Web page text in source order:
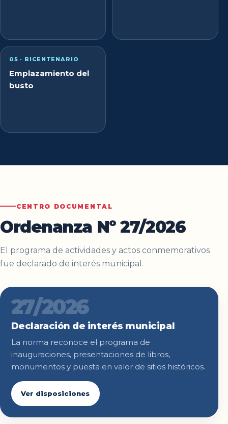
05 · BICENTENARIO
Emplazamiento del
busto
CENTRO DOCUMENTAL
Ordenanza Nº 27/2026
El programa de actividades y actos conmemorativos
fue declarado de interés municipal.
27/2026
Declaración de interés municipal
La norma reconoce el programa de
inauguraciones, presentaciones de libros,
monumentos y puesta en valor de sitios históricos.
Ver disposiciones